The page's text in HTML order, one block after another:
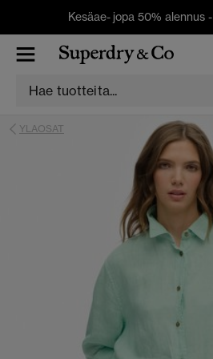
Kesäae- jopa 50% alennus -
YLAOSAT